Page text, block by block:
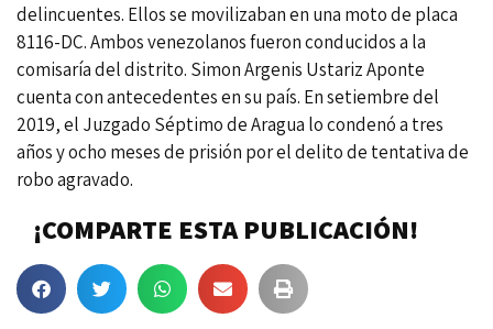
delincuentes. Ellos se movilizaban en una moto de placa
8116-DC. Ambos venezolanos fueron conducidos a la
comisaría del distrito. Simon Argenis Ustariz Aponte
cuenta con antecedentes en su país. En setiembre del
2019, el Juzgado Séptimo de Aragua lo condenó a tres
años y ocho meses de prisión por el delito de tentativa de
robo agravado.
¡COMPARTE ESTA PUBLICACIÓN!